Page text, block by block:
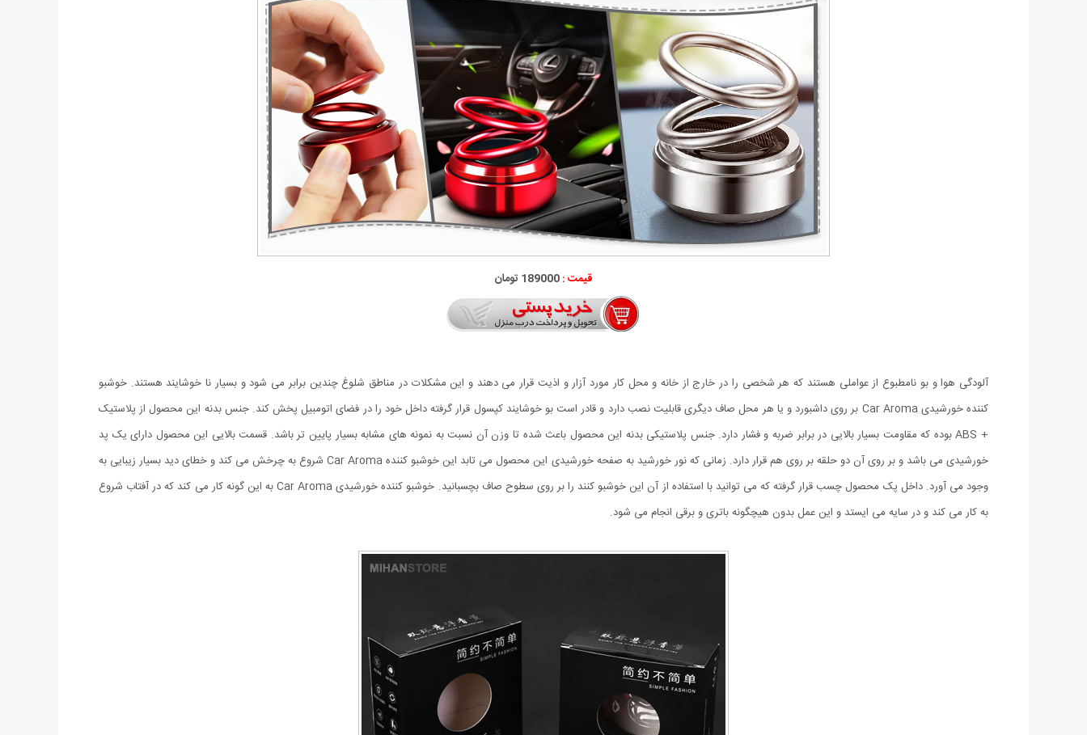
قیمت :189000 تومان
آلودگی هوا و بو نامطبوع از عواملی هستند که هر شخصی را در خارج از خانه و محل کار مورد آزار و اذیت قرار می دهند و این مشکلات در مناطق شلوغ چندین برابر می شود و بسیار نا خوشایند هستند. خوشبو
کننده خورشیدی Car Aroma بر روی داشبورد و یا هر محل صاف دیگری قابلیت نصب دارد و قادر است بو خوشایند کپسول قرار گرفته داخل خود را در فضای اتومبیل پخش کند. جنس بدنه این محصول از پلاستیک
+ ABS بوده که مقاومت بسیار بالایی در برابر ضربه و فشار دارد. جنس پلاستیکی بدنه این محصول باعث شده تا وزن آن نسبت به نمونه های مشابه بسیار پایین تر باشد. قسمت بالایی این محصول دارای یک پد
خورشیدی می باشد و بر روی آن دو حلقه بر روی هم قرار دارد. زمانی که نور خورشید به صفحه خورشیدی این محصول می تابد این خوشبو کننده Car Aroma شروع به چرخش می کند و خطای دید بسیار زیبایی به
وجود می آورد. داخل پک محصول چسب قرار گرفته که می توانید با استفاده از آن این خوشبو کنند را بر روی سطوح صاف بچسبانید. خوشبو کننده خورشیدی Car Aroma به این گونه کار می کند که در آفتاب شروع
به کار می کند و در سایه می ایستد و این عمل بدون هیچگونه باتری و برقی انجام می شود.